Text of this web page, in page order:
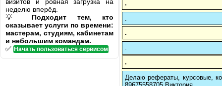
неделю вперёд.
💡 Подходит тем, кто
оказывает услуги по времени:
мастерам, студиям, кабинетам
и небольшим командам.
✅ Начать пользоваться сервисом
.
.
.
Делаю рефераты, курсовые,